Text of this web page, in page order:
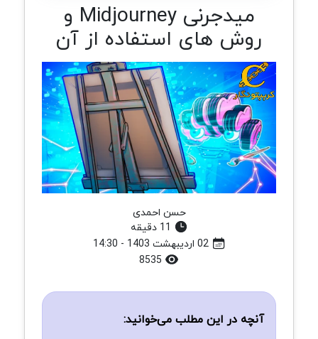
میدجرنی Midjourney و
روش های استفاده از آن
حسن احمدی
02 اردیبهشت 1403 - 14:30
آنچه در این مطلب می‌خوانید: